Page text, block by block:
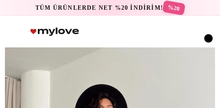
TÜM ÜRÜNLERDE NET %20 İNDİRİM! %20